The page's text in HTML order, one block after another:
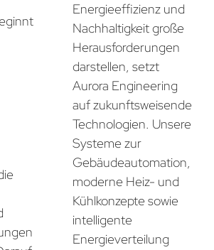
Energieeffizienz und
Nachhaltigkeit große
Herausforderungen
darstellen, setzt
Aurora Engineering
auf zukunftsweisende
Technologien. Unsere
Systeme zur
Gebäudeautomation,
moderne Heiz- und
Kühlkonzepte sowie
intelligente
Energieverteilung